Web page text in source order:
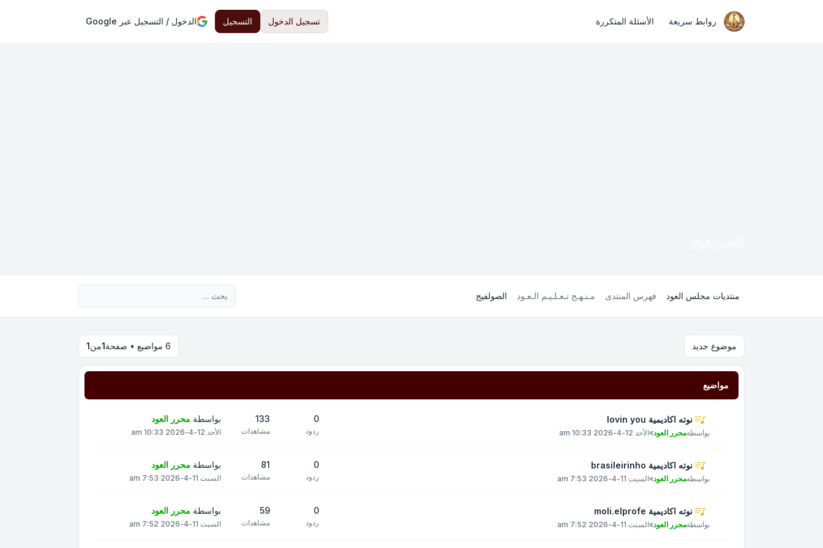
روابط سريعة الأسئلة المتكررة تسجيل الدخول التسجيل الدخول / التسجيل عبر Google
منتديات مجلس العود فهرس المنتدى مـنـهـج تـعـلـيـم الـعـود الصولفيج بحث متقدم
موضوع جديد 6 مواضيع • صفحة 1من1
مواضيع
نوته اكاديمية lovin you
بواسطةمحرر العود»الأحد 12-4-2026 10:33 am
0
ردود
133
مشاهدات
بواسطة محرر العود
الأحد 12-4-2026 10:33 am
نوته اكاديمية brasileirinho
بواسطةمحرر العود»السبت 11-4-2026 7:53 am
0
ردود
81
مشاهدات
بواسطة محرر العود
السبت 11-4-2026 7:53 am
نوته اكاديمية moli.elprofe
بواسطةمحرر العود»السبت 11-4-2026 7:52 am
0
ردود
59
مشاهدات
بواسطة محرر العود
السبت 11-4-2026 7:52 am